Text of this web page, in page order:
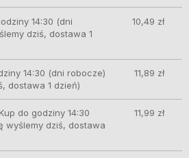
14:30 (dni
dziś, dostawa 1
10,49 zł
14:30 (dni robocze)
dostawa 1 dzień)
11,89 zł
do godziny 14:30
wyślemy dziś, dostawa
11,99 zł